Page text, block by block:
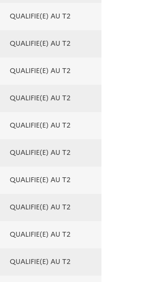
QUALIFIE(E) AU T2
QUALIFIE(E) AU T2
QUALIFIE(E) AU T2
QUALIFIE(E) AU T2
QUALIFIE(E) AU T2
QUALIFIE(E) AU T2
QUALIFIE(E) AU T2
QUALIFIE(E) AU T2
QUALIFIE(E) AU T2
QUALIFIE(E) AU T2